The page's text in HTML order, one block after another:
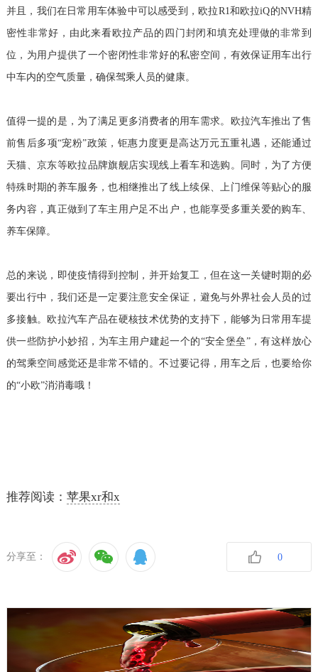
并且，我们在日常用车体验中可以感受到， 欧拉R1和欧拉iQ的NVH精
密性非常好，由此来看欧拉产品的四门封闭和填充处理做的非常到
位，为用户提供了一个密闭性非常好的私密空间，有效保证用车出行
中车内的空气质量，确保驾乘人员的健康。
值得一提的是，为了满足更多消费者的用车需求。欧拉汽车推出了售
前售后多项“宠粉”政策，钜惠力度更是高达万元五重礼遇，还能通过
天猫、京东等欧拉品牌旗舰店实现线上看车和选购。同时，为了方便
特殊时期的养车服务，也相继推出了线上续保、上门维保等贴心的服
务内容，真正做到了车主用户足不出户，也能享受多重关爱的购车、
养车保障。
总的来说，即使疫情得到控制，并开始复工，但在这一关键时期的必
要出行中，我们还是一定要注意安全保证，避免与外界社会人员的过
多接触。欧拉汽车产品在硬核技术优势的支持下，能够为日常用车提
供一些防护小妙招，为车主用户建起一个的“安全堡垒”，有这样放心
的驾乘空间感觉还是非常不错的。不过要记得，用车之后，也要给你
的“小欧”消消毒哦！
推荐阅读： 苹果xr和x
分享至： 0